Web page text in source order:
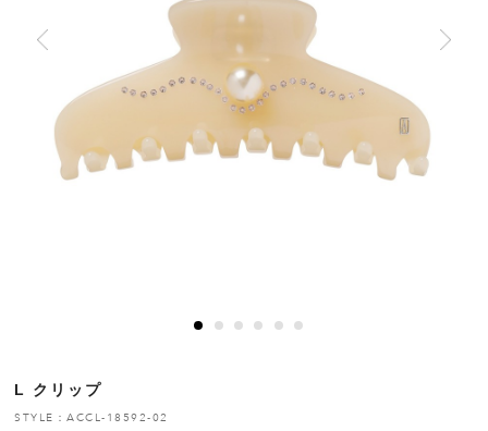
トピックス
ヘアアレンジ動画
ヒストリー
お修理について
L クリップ
STYLE：ACCL-18592-02